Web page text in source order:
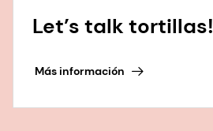
Let’s talk tortillas!
Más información